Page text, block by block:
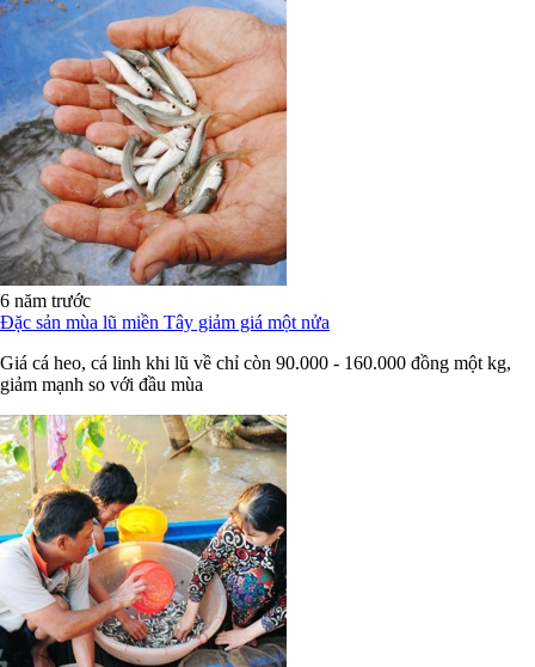
6 năm trước
Đặc sản mùa lũ miền Tây giảm giá một nửa
Giá cá heo, cá linh khi lũ về chỉ còn 90.000 - 160.000 đồng một kg,
giảm mạnh so với đầu mùa